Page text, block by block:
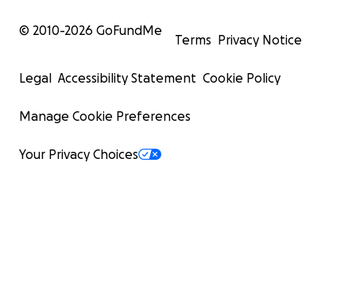
© 2010-2026 GoFundMe
Terms Privacy Notice
Legal Accessibility Statement Cookie Policy
Manage Cookie Preferences
Your Privacy Choices